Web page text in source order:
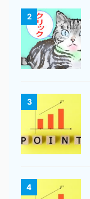
2
3
4